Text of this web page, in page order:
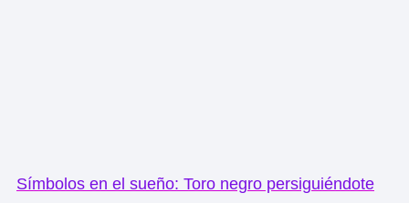
Símbolos en el sueño: Toro negro persiguiéndote